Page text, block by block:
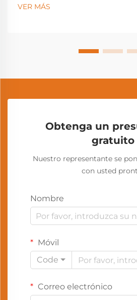
VER MÁS
Obtenga un
gratuito
Nuestro representante se
con usted
Nombre
Móvil
Code
Correo electrónico